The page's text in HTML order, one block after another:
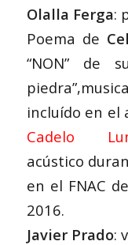
Olalla Ferga:
Poema de
“NON” de
incluído en el
Cadelo
acústico
en el FNAC
2016.
Javier Prado: